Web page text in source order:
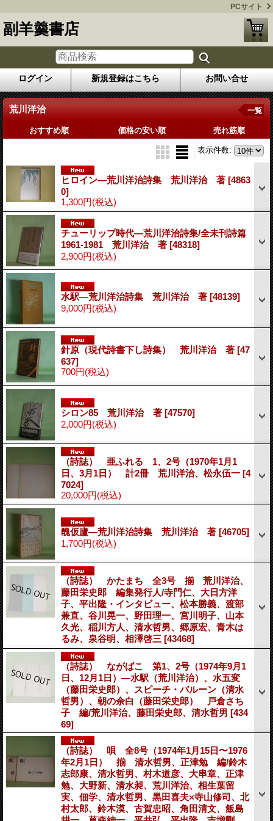
PCサイト
副羊羹書店
ログイン 新規登録はこちら お問い合せ
荒川洋治 一覧
おすすめ順 価格の安い順 売れ筋順
表示件数:
ヒロイン―荒川洋治詩集 荒川洋治 著 [4863
0]
1,300円(税込)
チューリップ時代―荒川洋治詩集/全未刊詩篇
1961-1981 荒川洋治 著 [48318]
2,900円(税込)
水駅―荒川洋治詩集 荒川洋治 著 [48139]
9,000円(税込)
針原（現代詩書下し詩集） 荒川洋治 著 [47
637]
700円(税込)
シロン85 荒川洋治 著 [47570]
2,000円(税込)
（詩誌） 亜ふれる 1、2号（1970年1月1
日、3月1日） 計2冊 荒川洋治、松永伍一 [4
7024]
20,000円(税込)
醜仮廬―荒川洋治詩集 荒川洋治 著 [46705]
1,700円(税込)
（詩誌） かたまち 全3号 揃 荒川洋治、
藤田栄史郎 編集発行人/寺門仁、大日方洋
子、平出隆・インタビュー、松本勝義、渡部
兼直、谷川晃一、野田理一、宮川明子、山本
久光、稲川方人、清水哲男、郷原宏、青木は
るみ、泉谷明、相澤啓三 [43468]
（詩誌） ながばこ 第1、2号（1974年9月1
日、12月1日）―水駅（荒川洋治）、水五変
（藤田栄史郎）、スピーチ・バルーン（清水
哲男）、朝の余白（藤田栄史郎） 戸倉さち
子 編/荒川洋治、藤田栄史郎、清水哲男 [434
69]
（詩誌） 唄 全8号（1974年1月15日〜1976
年2月1日） 揃 清水哲男、正津勉 編/鈴木
志郎康、清水哲男、村木道彦、大串章、正津
勉、大野新、清水昶、荒川洋治、相生葉留
実、佃学、清水哲男、黒田喜夫×寺山修司、北
村太郎、鈴木漠、古賀忠昭、角田清文、飯島